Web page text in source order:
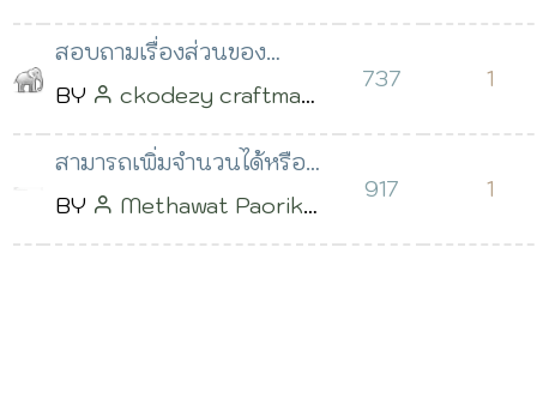
หรือสมาชิกเห็นเท่านั้น ระ
โพสต์เมื่อ 22 มี.ค. 2566
สอบถามเรื่องส่วนของ
รายงาน e-borrow
BY
ckodezy craftman
โพสต์เมื่อ 11 มี.ค. 2566
737 1
สามารถเพิ่มจำนวนได้หรือ
ไม่
BY
Methawat Paorik
โพสต์เมื่อ 25 ก.พ. 2566
917 1